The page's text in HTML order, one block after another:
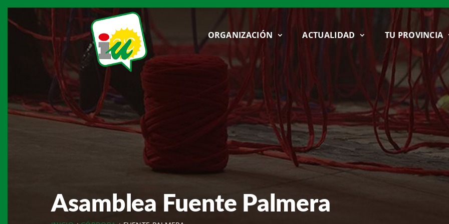
ORGANIZACIÓN ACTUALIDAD TU PROVINCIA
Asamblea Fuente Palmera